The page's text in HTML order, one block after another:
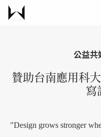
公益共
贊助台南應用科
寫
"Design grows stronger